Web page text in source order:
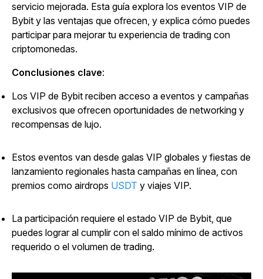
servicio mejorada. Esta guía explora los eventos VIP de
Bybit y las ventajas que ofrecen, y explica cómo puedes
participar para mejorar tu experiencia de trading con
criptomonedas.
Conclusiones clave:
Los VIP de Bybit reciben acceso a eventos y campañas
exclusivos que ofrecen oportunidades de networking y
recompensas de lujo.
Estos eventos van desde galas VIP globales y fiestas de
lanzamiento regionales hasta campañas en línea, con
premios como airdrops USDT y viajes VIP.
La participación requiere el estado VIP de Bybit, que
puedes lograr al cumplir con el saldo mínimo de activos
requerido o el volumen de trading.